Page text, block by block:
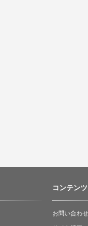
コンテンツ
お問い合わせ